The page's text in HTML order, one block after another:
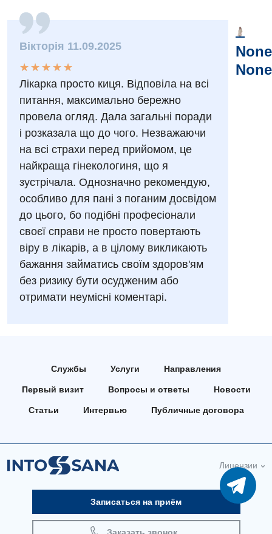
Вакансии
Мероприятия БПР
Интернатура
Бесплатные операции
Энциклопедия
Программа лояльности
Отзывы
Видео
Ангиографические исследования
Диагностическое отделение
Компьютерная томография
Магнитно-резонансная томография
Маммография
Нейросонография
Рентгенография
УЗИ
Эндоскопическое отделение
Бесплатные услуги
Гастроэнтерология
Дерматовенерология
Гинекологическое отделение
Диагностическое отделение
Дневной стационар
Онкологическое отделение
Отдел госпитализации
Отделение интенсивной терапии
Отделение неотложных состояний
Офтальмологическое отделение
Травматологическое отделение
Урологическое отделение
Эндоскопическое отделение
Декларирование
Лечение острого инфаркта
Национальный скрининг здоровья 40+
Вікторія 11.09.2025
★
★
★
★
★
★ ★ ★ ★ ★
Лікарка просто киця. Відповіла на всі
питання, максимально бережно
провела огляд. Дала загальні поради
і розказала що до чого. Незважаючи
на всі страхи перед прийомом, це
найкраща гінекологиня, що я
зустрічала. Однозначно рекомендую,
особливо для пані з поганим досвідом
до цього, бо подібні професіонали
своєї справи не просто повертають
віру в лікарів, а в цілому викликають
бажання займатись своїм здоров'ям
без ризику бути осудженим або
отримати неумісні коментарі.
None
None
Службы Услуги Направления
Первый визит Вопросы и ответы Новости
Статьи Интервью Публичные договора
Лицензии
Записаться на приём